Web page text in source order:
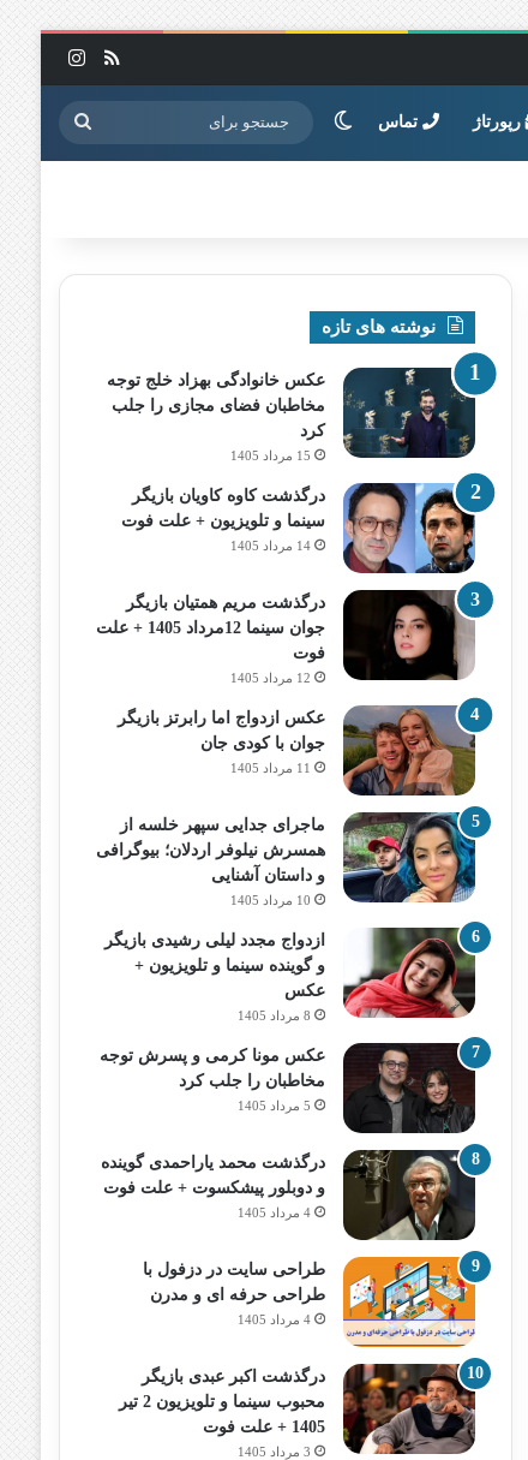
خوراک
رپورتاژ تماس تغییر پوسته جستجو
برای
نوشته های تازه
عکس خانوادگی بهزاد خلج توجه
مخاطبان فضای مجازی را جلب
کرد
15 مرداد 1405
درگذشت کاوه کاویان بازیگر
سینما و تلویزیون + علت فوت
14 مرداد 1405
درگذشت مریم همتیان بازیگر
جوان سینما 12مرداد 1405 + علت
فوت
12 مرداد 1405
عکس ازدواج اما رابرتز بازیگر
جوان با کودی جان
11 مرداد 1405
ماجرای جدایی سپهر خلسه از
همسرش نیلوفر اردلان؛ بیوگرافی
و داستان آشنایی
10 مرداد 1405
ازدواج مجدد لیلی رشیدی بازیگر
و گوینده سینما و تلویزیون +
عکس
8 مرداد 1405
عکس مونا کرمی و پسرش توجه
مخاطبان را جلب کرد
5 مرداد 1405
درگذشت محمد یاراحمدی گوینده
و دوبلور پیشکسوت + علت فوت
4 مرداد 1405
طراحی سایت در دزفول با
طراحی حرفه‌ ای و مدرن
4 مرداد 1405
درگذشت اکبر عبدی بازیگر
محبوب سینما و تلویزیون 2 تیر
1405 + علت فوت
3 مرداد 1405